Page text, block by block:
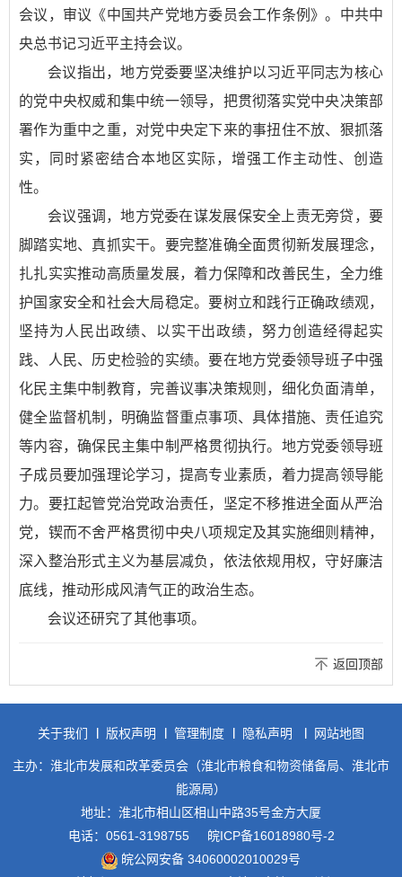
会议，审议《中国共产党地方委员会工作条例》。中共中
央总书记习近平主持会议。
会议指出，地方党委要坚决维护以习近平同志为核心
的党中央权威和集中统一领导，把贯彻落实党中央决策部
署作为重中之重，对党中央定下来的事扭住不放、狠抓落
实，同时紧密结合本地区实际，增强工作主动性、创造
性。
会议强调，地方党委在谋发展保安全上责无旁贷，要
脚踏实地、真抓实干。要完整准确全面贯彻新发展理念，
扎扎实实推动高质量发展，着力保障和改善民生，全力维
护国家安全和社会大局稳定。要树立和践行正确政绩观，
坚持为人民出政绩、以实干出政绩，努力创造经得起实
践、人民、历史检验的实绩。要在地方党委领导班子中强
化民主集中制教育，完善议事决策规则，细化负面清单，
健全监督机制，明确监督重点事项、具体措施、责任追究
等内容，确保民主集中制严格贯彻执行。地方党委领导班
子成员要加强理论学习，提高专业素质，着力提高领导能
力。要扛起管党治党政治责任，坚定不移推进全面从严治
党，锲而不舍严格贯彻中央八项规定及其实施细则精神，
深入整治形式主义为基层减负，依法依规用权，守好廉洁
底线，推动形成风清气正的政治生态。
会议还研究了其他事项。
返回顶部
关于我们 版权声明 管理制度 隐私声明 网站地图
主办：淮北市发展和改革委员会（淮北市粮食和物资储备局、淮北市
能源局）
地址：淮北市相山区相山中路35号金方大厦
电话：0561-3198755
皖ICP备16018980号-2
皖公网安备 34060002010029号